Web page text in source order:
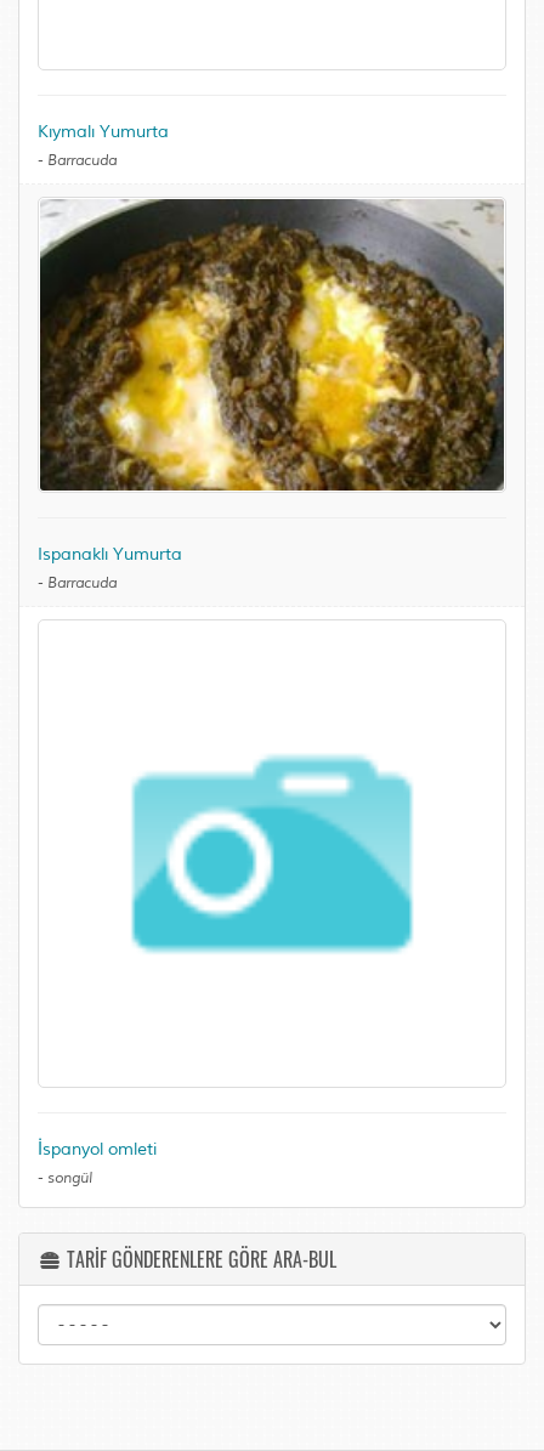
Kıymalı Yumurta
- Barracuda
Ispanaklı Yumurta
- Barracuda
İspanyol omleti
- songül
TARİF GÖNDERENLERE GÖRE ARA-BUL